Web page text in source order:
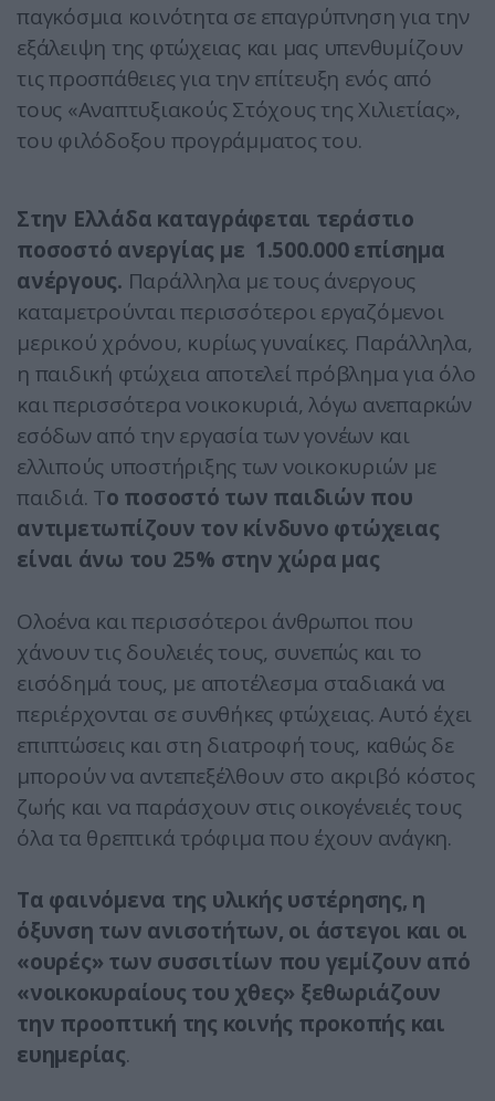
παγκόσμια κοινότητα σε επαγρύπνηση για την
εξάλειψη της φτώχειας και μας υπενθυμίζουν
τις προσπάθειες για την επίτευξη ενός από
τους «Αναπτυξιακούς Στόχους της Χιλιετίας»,
του φιλόδοξου προγράμματος του.
Στην Ελλάδα καταγράφεται τεράστιο
ποσοστό ανεργίας με 1.500.000 επίσημα
ανέργους. Παράλληλα με τους άνεργους
καταμετρούνται περισσότεροι εργαζόμενοι
μερικού χρόνου, κυρίως γυναίκες. Παράλληλα,
η παιδική φτώχεια αποτελεί πρόβλημα για όλο
και περισσότερα νοικοκυριά, λόγω ανεπαρκών
εσόδων από την εργασία των γονέων και
ελλιπούς υποστήριξης των νοικοκυριών με
παιδιά. Το ποσοστό των παιδιών που
αντιμετωπίζουν τον κίνδυνο φτώχειας
είναι άνω του 25% στην χώρα μας
Ολοένα και περισσότεροι άνθρωποι που
χάνουν τις δουλειές τους, συνεπώς και το
εισόδημά τους, με αποτέλεσμα σταδιακά να
περιέρχονται σε συνθήκες φτώχειας. Αυτό έχει
επιπτώσεις και στη διατροφή τους, καθώς δε
μπορούν να αντεπεξέλθουν στο ακριβό κόστος
ζωής και να παράσχουν στις οικογένειές τους
όλα τα θρεπτικά τρόφιμα που έχουν ανάγκη.
Τα φαινόμενα της υλικής υστέρησης, η
όξυνση των ανισοτήτων, οι άστεγοι και οι
«ουρές» των συσσιτίων που γεμίζουν από
«νοικοκυραίους του χθες» ξεθωριάζουν
την προοπτική της κοινής προκοπής και
ευημερίας.